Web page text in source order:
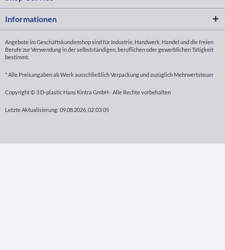
Informationen
Angebote im Geschäftskundenshop sind für Industrie, Handwerk, Handel und die freien
Berufe zur Verwendung in der selbstständigen, beruflichen oder gewerblichen Tätigkeit
bestimmt.
* Alle Preisangaben ab Werk ausschließlich Verpackung und zuzüglich Mehrwertsteuer
Copyright © 3 D-plastic Hans Kintra GmbH - Alle Rechte vorbehalten
Letzte Aktualisierung: 09.08.2026, 02:03:05